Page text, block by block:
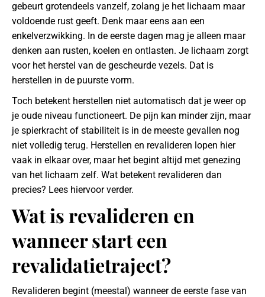
gebeurt grotendeels vanzelf, zolang je het lichaam maar
voldoende rust geeft. Denk maar eens aan een
enkelverzwikking. In de eerste dagen mag je alleen maar
denken aan rusten, koelen en ontlasten. Je lichaam zorgt
voor het herstel van de gescheurde vezels. Dat is
herstellen in de puurste vorm.
Toch betekent herstellen niet automatisch dat je weer op
je oude niveau functioneert. De pijn kan minder zijn, maar
je spierkracht of stabiliteit is in de meeste gevallen nog
niet volledig terug. Herstellen en revalideren lopen hier
vaak in elkaar over, maar het begint altijd met genezing
van het lichaam zelf. Wat betekent revalideren dan
precies? Lees hiervoor verder.
Wat is revalideren en
wanneer start een
revalidatietraject?
Revalideren begint (meestal) wanneer de eerste fase van